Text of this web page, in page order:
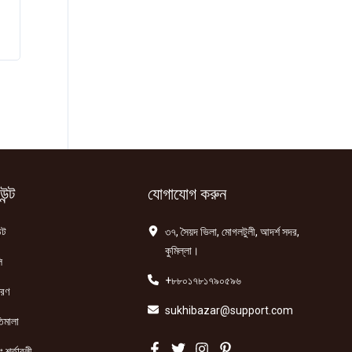
যোগাযোগ করুন
৩৭, সৈয়দ ভিলা, মোগলটুলী, আদর্শ সদর,
কুমিল্লা।
+৮৮০১৭৮১৭৯০৫৯৬
sukhibazar@support.com